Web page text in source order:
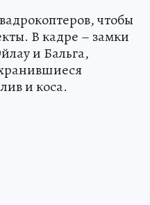
чтобы
В кадре – замки
и Бальга,
и коса.